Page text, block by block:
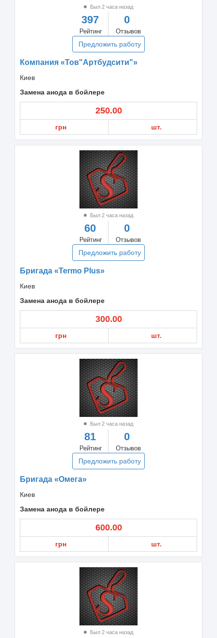
Был 2 часа назад
397
Рейтинг
0
Отзывов
Предложить работу
Компания «Тов"Артбудсити"»
Киев
Замена анода в бойлере
250.00
грн шт.
Был 2 часа назад
60
Рейтинг
0
Отзывов
Предложить работу
Бригада «Termo Plus»
Киев
Замена анода в бойлере
300.00
грн шт.
Был 2 часа назад
81
Рейтинг
0
Отзывов
Предложить работу
Бригада «Омега»
Киев
Замена анода в бойлере
600.00
грн шт.
Был 2 часа назад